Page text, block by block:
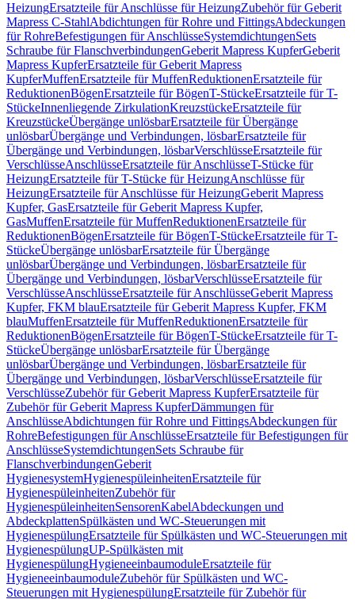
HeizungErsatzteile für Anschlüsse für HeizungZubehör für Geberit
Mapress C-StahlAbdichtungen für Rohre und FittingsAbdeckungen
für RohreBefestigungen für AnschlüsseSystemdichtungenSets
Schraube für FlanschverbindungenGeberit Mapress KupferGeberit
Mapress KupferErsatzteile für Geberit Mapress
KupferMuffenErsatzteile für MuffenReduktionenErsatzteile für
ReduktionenBögenErsatzteile für BögenT-StückeErsatzteile für T-
StückeInnenliegende ZirkulationKreuzstückeErsatzteile für
KreuzstückeÜbergänge unlösbarErsatzteile für Übergänge
unlösbarÜbergänge und Verbindungen, lösbarErsatzteile für
Übergänge und Verbindungen, lösbarVerschlüsseErsatzteile für
VerschlüsseAnschlüsseErsatzteile für AnschlüsseT-Stücke für
HeizungErsatzteile für T-Stücke für HeizungAnschlüsse für
HeizungErsatzteile für Anschlüsse für HeizungGeberit Mapress
Kupfer, GasErsatzteile für Geberit Mapress Kupfer,
GasMuffenErsatzteile für MuffenReduktionenErsatzteile für
ReduktionenBögenErsatzteile für BögenT-StückeErsatzteile für T-
StückeÜbergänge unlösbarErsatzteile für Übergänge
unlösbarÜbergänge und Verbindungen, lösbarErsatzteile für
Übergänge und Verbindungen, lösbarVerschlüsseErsatzteile für
VerschlüsseAnschlüsseErsatzteile für AnschlüsseGeberit Mapress
Kupfer, FKM blauErsatzteile für Geberit Mapress Kupfer, FKM
blauMuffenErsatzteile für MuffenReduktionenErsatzteile für
ReduktionenBögenErsatzteile für BögenT-StückeErsatzteile für T-
StückeÜbergänge unlösbarErsatzteile für Übergänge
unlösbarÜbergänge und Verbindungen, lösbarErsatzteile für
Übergänge und Verbindungen, lösbarVerschlüsseErsatzteile für
VerschlüsseZubehör für Geberit Mapress KupferErsatzteile für
Zubehör für Geberit Mapress KupferDämmungen für
AnschlüsseAbdichtungen für Rohre und FittingsAbdeckungen für
RohreBefestigungen für AnschlüsseErsatzteile für Befestigungen für
AnschlüsseSystemdichtungenSets Schraube für
FlanschverbindungenGeberit
HygienesystemHygienespüleinheitenErsatzteile für
HygienespüleinheitenZubehör für
HygienespüleinheitenSensorenKabelAbdeckungen und
AbdeckplattenSpülkästen und WC-Steuerungen mit
HygienespülungErsatzteile für Spülkästen und WC-Steuerungen mit
HygienespülungUP-Spülkästen mit
HygienespülungHygieneeinbaumoduleErsatzteile für
HygieneeinbaumoduleZubehör für Spülkästen und WC-
Steuerungen mit HygienespülungErsatzteile für Zubehör für